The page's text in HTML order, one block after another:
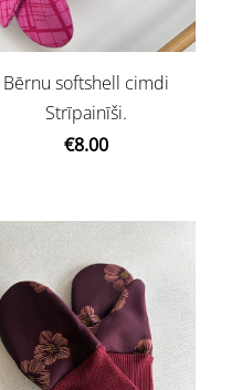
Bērnu softshell cimdi
Strīpainīši.
€8.00